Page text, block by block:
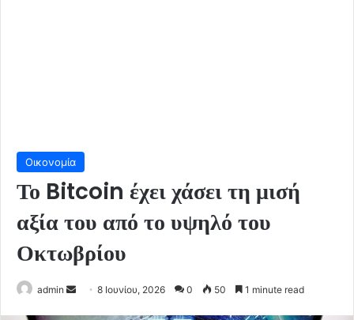
Οικονομία
Το Bitcoin έχει χάσει τη μισή
αξία του από το υψηλό του
Οκτωβρίου
admin
Send8 Ιουνίου, 2026 0 50 1 minute read